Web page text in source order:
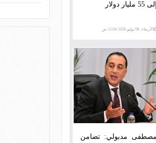
إلى 55 مليار دولار
الأربعاء، 08 يوليو 2026 11:04 ص
مصطفى مدبولي: تضامن